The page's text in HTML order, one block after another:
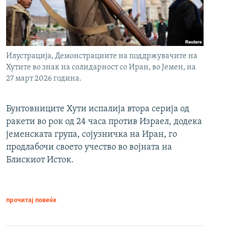
Илустрација, Демонстрациите на поддржувачите на
Хутите во знак на солидарност со Иран, во Јемен, на
27 март 2026 година.
Бунтовниците Хути испалија втора серија од
ракети во рок од 24 часа против Израел, додека
јеменската група, сојузничка на Иран, го
продлабочи своето учество во војната на
Блискиот Исток.
прочитај повеќе